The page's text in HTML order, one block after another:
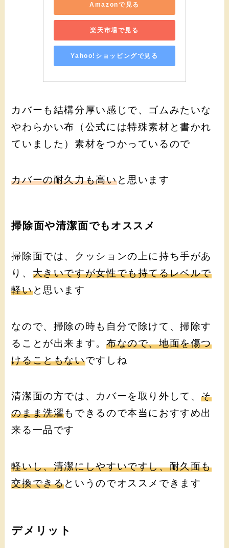
Amazonで見る
楽天市場で見る
Yahoo!ショッピングで見る
カバーも結構分厚い感じで、ゴムみたいな
やわらかい布（公式には特殊素材と書かれ
ていました）素材をつかっているので
カバーの耐久力も高いと思います
掃除面や清潔面でもオススメ
掃除面では、クッションの上に持ち手があ
り、 大きいですが女性でも持てるレベルで
軽いと思います
なので、掃除の時も自分で除けて、掃除す
ることが出来ます。 布なので、地面を傷つ
けることもないですしね
清潔面の方では、カバーを取り外して、そ
のまま洗濯もできるので本当におすすめ出
来る一品です
軽いし、清潔にしやすいですし、耐久面も
交換できるというのでオススメできます
デメリット